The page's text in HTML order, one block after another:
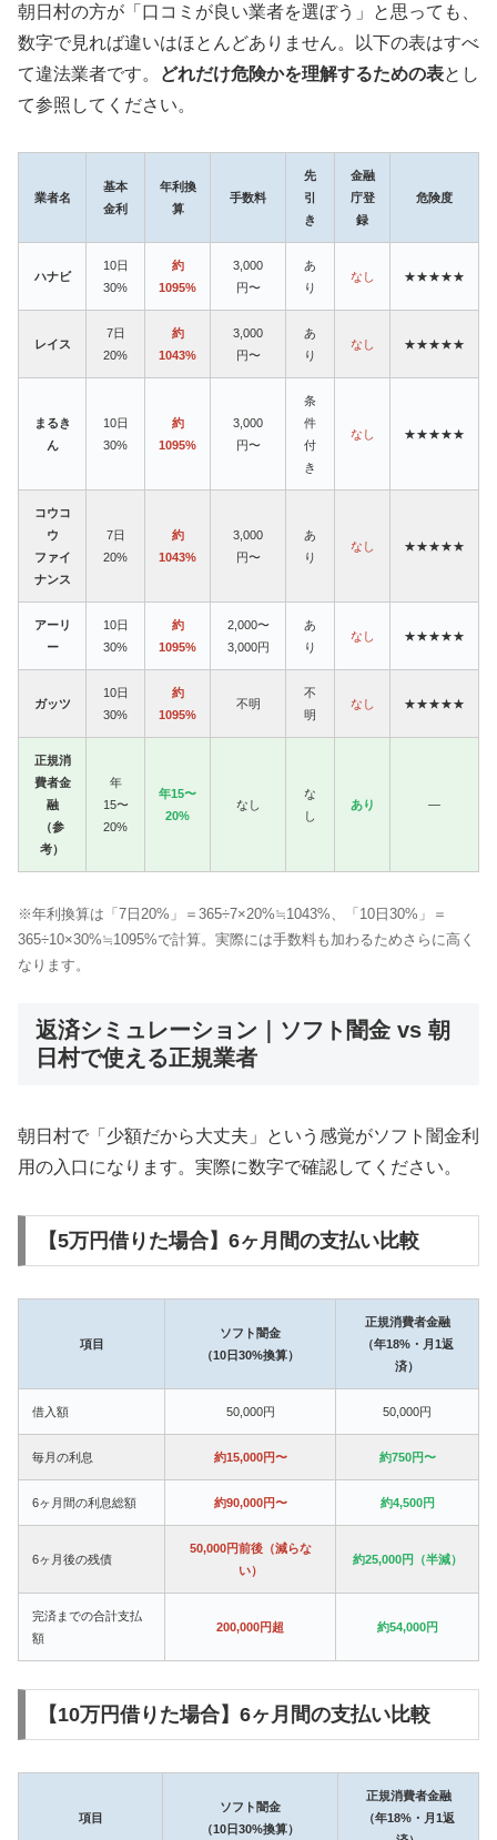
朝日村の方が「口コミが良い業者を選ぼう」と思っても、
数字で見れば違いはほとんどありません。以下の表はすべ
て違法業者です。
どれだけ危険かを理解するための表とし
て参照してください。
業者名
基本
金利
年利換
算
手数料
先
引
き
金融
庁登
録
危険度
ハナビ
10日
30%
約
1095%
3,000
円〜
あ
り
なし ★★★★★
レイス
7日
20%
約
1043%
3,000
円〜
あ
り
なし ★★★★★
まるき
ん
10日
30%
約
1095%
3,000
円〜
条
件
付
き
なし ★★★★★
コウコ
ウ
ファイ
ナンス
7日
20%
約
1043%
3,000
円〜
あ
り
なし ★★★★★
アーリ
ー
10日
30%
約
1095%
2,000〜
3,000円
あ
り
なし ★★★★★
ガッツ
10日
30%
約
1095%
不明
不
明
なし ★★★★★
正規消
費者金
融
（参
考）
年
15〜
20%
年15〜
20%
なし
な
し
あり —
※年利換算は「7日20%」＝365÷7×20%≒1043%、「10日30%」＝
365÷10×30%≒1095%で計算。実際には手数料も加わるためさらに高く
なります。
返済シミュレーション｜ソフト闇金 vs 朝
日村で使える正規業者
朝日村で「少額だから大丈夫」という感覚がソフト闇金利
用の入口になります。実際に数字で確認してください。
【5万円借りた場合】6ヶ月間の支払い比較
項目
ソフト闇金
（10日30%換算）
正規消費者金融
（年18%・月1返
済）
借入額 50,000円 50,000円
毎月の利息 約15,000円〜 約750円〜
6ヶ月間の利息総額 約90,000円〜 約4,500円
6ヶ月後の残債
50,000円前後（減らな
い）
約25,000円（半減）
完済までの合計支払
額
200,000円超 約54,000円
【10万円借りた場合】6ヶ月間の支払い比較
項目
ソフト闇金
（10日30%換算）
正規消費者金融
（年18%・月1返